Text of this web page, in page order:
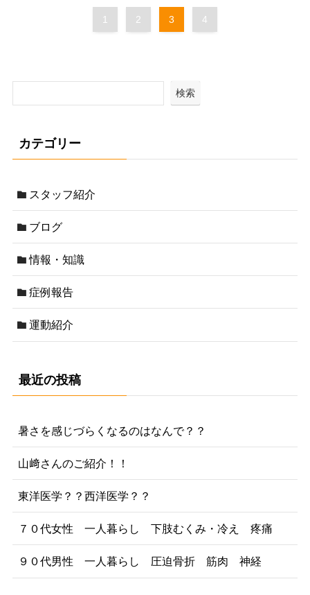
1 2 3 4
検索
カテゴリー
スタッフ紹介
ブログ
情報・知識
症例報告
運動紹介
最近の投稿
暑さを感じづらくなるのはなんで？？
山﨑さんのご紹介！！
東洋医学？？西洋医学？？
７０代女性 一人暮らし 下肢むくみ・冷え 疼痛
９０代男性 一人暮らし 圧迫骨折 筋肉 神経